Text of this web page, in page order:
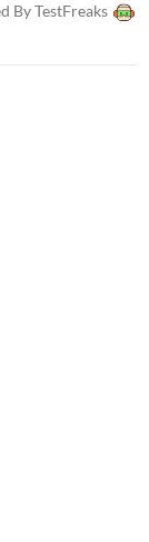
By TestFreaks